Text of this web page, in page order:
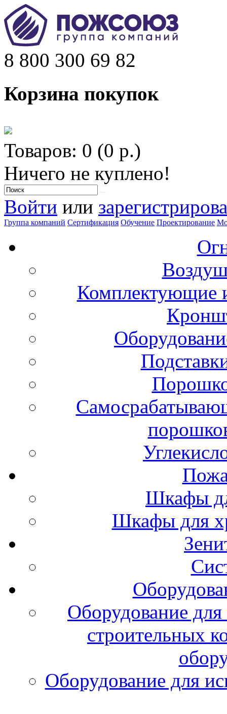
8 800 300 69 82
Корзина покупок
Товаров: 0 (0 р.)
Ничего не куплено!
Войти или
Группа компаний Сертификация Обучение Проектирование
Комплектующие
Шкафы
Шкафы для
Оборудование
строительных
Оборудование для